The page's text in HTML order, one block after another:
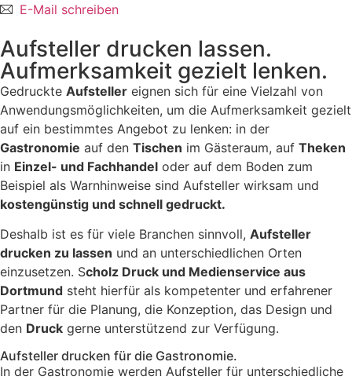
E-Mail schreiben
Aufsteller drucken lassen.
Aufmerksamkeit gezielt lenken.
Gedruckte Aufsteller eignen sich für eine Vielzahl von
Anwendungsmöglichkeiten, um die Aufmerksamkeit gezielt
auf ein bestimmtes Angebot zu lenken: in der
Gastronomie auf den Tischen im Gästeraum, auf Theken
in Einzel- und Fachhandel oder auf dem Boden zum
Beispiel als Warnhinweise sind Aufsteller wirksam und
kostengünstig und schnell gedruckt.
Deshalb ist es für viele Branchen sinnvoll, Aufsteller
drucken zu lassen und an unterschiedlichen Orten
einzusetzen. Scholz Druck und Medienservice aus
Dortmund steht hierfür als kompetenter und erfahrener
Partner für die Planung, die Konzeption, das Design und
den Druck gerne unterstützend zur Verfügung.
Aufsteller drucken für die Gastronomie.
In der Gastronomie werden Aufsteller für unterschiedliche